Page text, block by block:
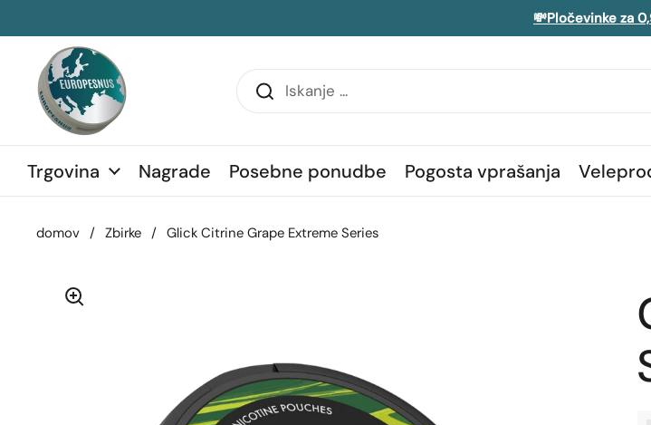
💸Pločevinke za
Trgovina Nagrade Posebne ponudbe Pogosta vprašanja
vrstico
domov / Zbirke / Glick Citrine Grape Extreme Series